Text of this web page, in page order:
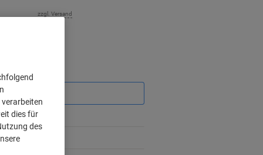
zzgl. Versand
dies für
des